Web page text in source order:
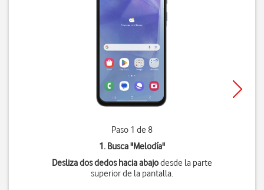
Paso 1 de 8
1. Busca "Melodía"
Desliza dos dedos hacia abajodesde la parte
superior de la pantalla.